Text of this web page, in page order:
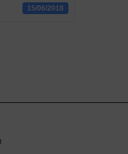
15/06/2018